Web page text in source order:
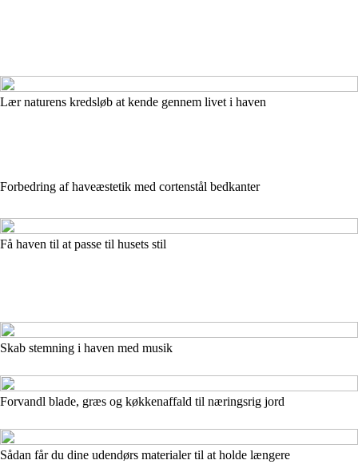
Lær naturens kredsløb at kende gennem livet i haven
Forbedring af haveæstetik med cortenstål bedkanter
Få haven til at passe til husets stil
Skab stemning i haven med musik
Forvandl blade, græs og køkkenaffald til næringsrig jord
Sådan får du dine udendørs materialer til at holde længere